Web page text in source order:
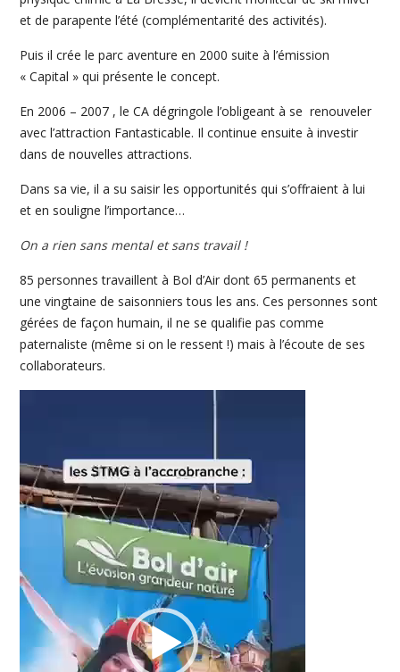
et de parapente l’été (complémentarité des activités).
Puis il crée le parc aventure en 2000 suite à l’émission
« Capital » qui présente le concept.
En 2006 – 2007 , le CA dégringole l’obligeant à se renouveler
avec l’attraction Fantasticable. Il continue ensuite à investir
dans de nouvelles attractions.
Dans sa vie, il a su saisir les opportunités qui s’offraient à lui
et en souligne l’importance…
On a rien sans mental et sans travail !
85 personnes travaillent à Bol d’Air dont 65 permanents et
une vingtaine de saisonniers tous les ans. Ces personnes sont
gérées de façon humain, il ne se qualifie pas comme
paternaliste (même si on le ressent !) mais à l’écoute de ses
collaborateurs.